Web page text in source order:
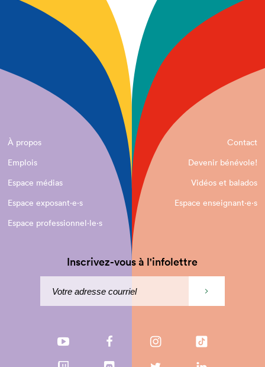
À propos
Contact
Emplois
Devenir bénévole!
Espace médias
Vidéos et balados
Espace exposant·e⋅s
Espace enseignant·e⋅s
Espace professionnel·le⋅s
Inscrivez-vous à l'infolettre